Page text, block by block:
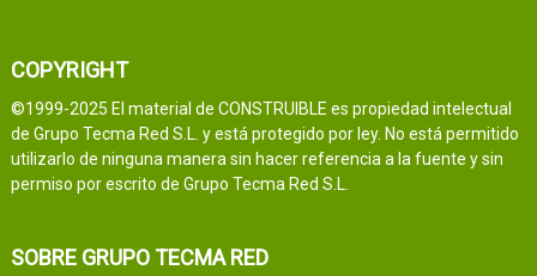
COPYRIGHT
©1999-2025 El material de CONSTRUIBLE es propiedad intelectual
de Grupo Tecma Red S.L. y está protegido por ley. No está permitido
utilizarlo de ninguna manera sin hacer referencia a la fuente y sin
permiso por escrito de Grupo Tecma Red S.L.
SOBRE GRUPO TECMA RED